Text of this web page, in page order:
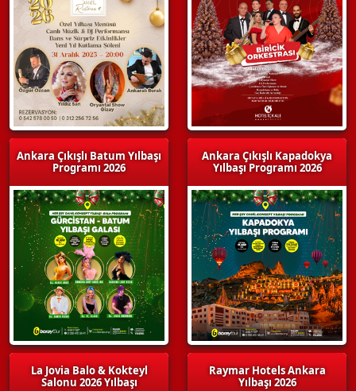
Ankara Çıkışlı Batum Yılbaşı
Programı 2026
La Jovia Balo & Kokteyl
Salonu 2026 Yılbaşı
Ankara Çıkışlı Kapadokya
Yılbaşı Programı 2026
Raymar Hotels Ankara
Yılbaşı 2026